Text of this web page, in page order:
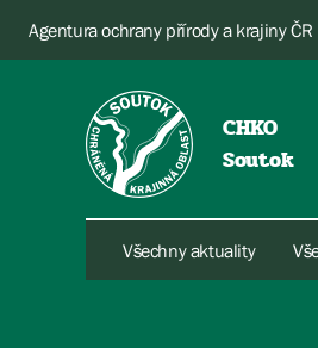
Agentura ochrany přírody a krajiny ČR
CHKO
Soutok
Všechny aktuality